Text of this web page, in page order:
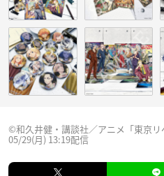
©和久井健・講談社／アニメ「東京リ
05/29(月) 13:19配信